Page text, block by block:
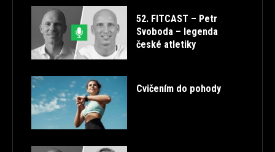
52. FITCAST – Petr
Svoboda – legenda
české atletiky
Cvičením do pohody